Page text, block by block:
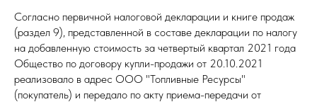
Согласно первичной налоговой декларации и книге продаж
(раздел 9), представленной в составе декларации по налогу
на добавленную стоимость за четвертый квартал 2021 года
Общество по договору купли-продажи от 20.10.2021
реализовало в адрес ООО "Топливные Ресурсы"
(покупатель) и передало по акту приема-передачи от